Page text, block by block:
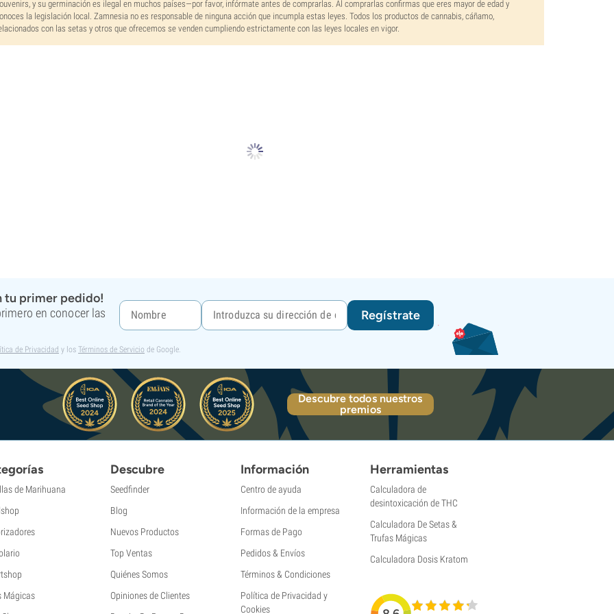
y su germinación es ilegal en muchos países—por favor, infórmate antes de comprarlas. Al comprarlas confirmas que eres mayor de edad y
la legislación local. Zamnesia no es responsable de ninguna acción que incumpla estas leyes. Todos los productos de cannabis, cáñamo,
con las setas y otros que ofrecemos se venden cumpliendo estrictamente con las leyes locales en vigor.
tu primer pedido!
en conocer las
Regístrate
de Privacidad y los Términos de Servicio de Google.
Descubre todos nuestros
premios
de Marihuana
Mágicas
Descubre
Seedfinder
Blog
Nuevos Productos
Top Ventas
Quiénes Somos
Opiniones de Clientes
Información
Centro de ayuda
Información de la empresa
Formas de Pago
Pedidos & Envíos
Términos & Condiciones
Política de Privacidad y
Cookies
Herramientas
Calculadora de
desintoxicación de THC
Calculadora De Setas &
Trufas Mágicas
Calculadora Dosis Kratom